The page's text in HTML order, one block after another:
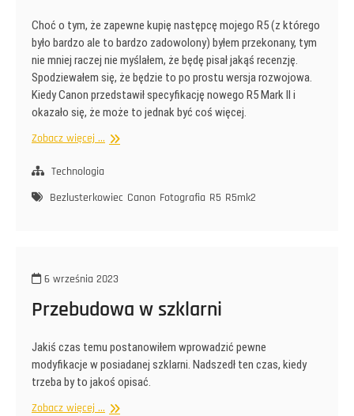
Choć o tym, że zapewne kupię następcę mojego R5 (z którego
było bardzo ale to bardzo zadowolony) byłem przekonany, tym
nie mniej raczej nie myślałem, że będę pisał jakąś recenzję.
Spodziewałem się, że będzie to po prostu wersja rozwojowa.
Kiedy Canon przedstawił specyfikację nowego R5 Mark II i
okazało się, że może to jednak być coś więcej.
Zobacz więcej ... R5
Technologia
Bezlusterkowiec Canon Fotografia R5 R5mk2
6 września 2023
Przebudowa w szklarni
Jakiś czas temu postanowiłem wprowadzić pewne
modyfikacje w posiadanej szklarni. Nadszedł ten czas, kiedy
trzeba by to jakoś opisać.
Zobacz więcej ... Przebudowa